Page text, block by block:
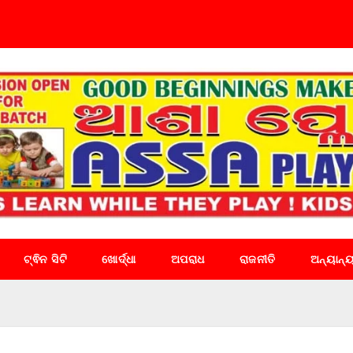
ଟ୍ଵିନ ସିଟି ଖୋର୍ଦ୍ଧା ଅପରାଧ ରାଜନୀତି